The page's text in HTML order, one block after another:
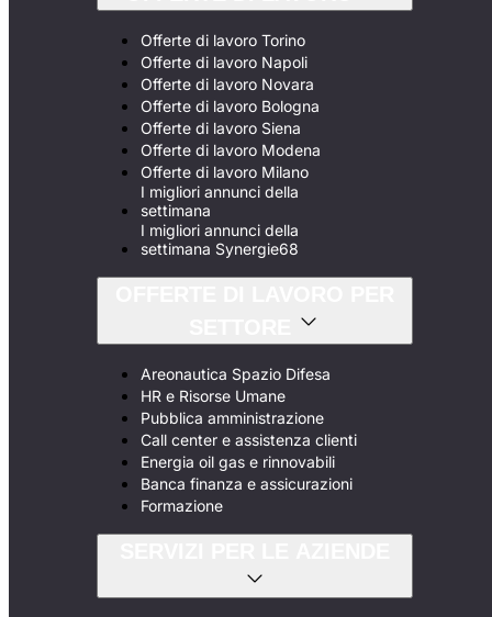
Offerte di lavoro Torino
Offerte di lavoro Napoli
Offerte di lavoro Novara
Offerte di lavoro Bologna
Offerte di lavoro Siena
Offerte di lavoro Modena
Offerte di lavoro Milano
I migliori annunci della
settimana
I migliori annunci della
settimana Synergie68
Areonautica Spazio Difesa
HR e Risorse Umane
Pubblica amministrazione
Call center e assistenza clienti
Energia oil gas e rinnovabili
Banca finanza e assicurazioni
Formazione